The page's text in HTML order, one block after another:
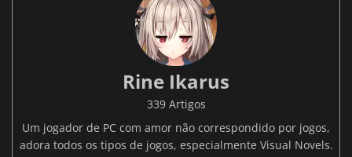
Rine Ikarus
339 Artigos
Um jogador de PC com amor não correspondido por jogos,
adora todos os tipos de jogos, especialmente Visual Novels.